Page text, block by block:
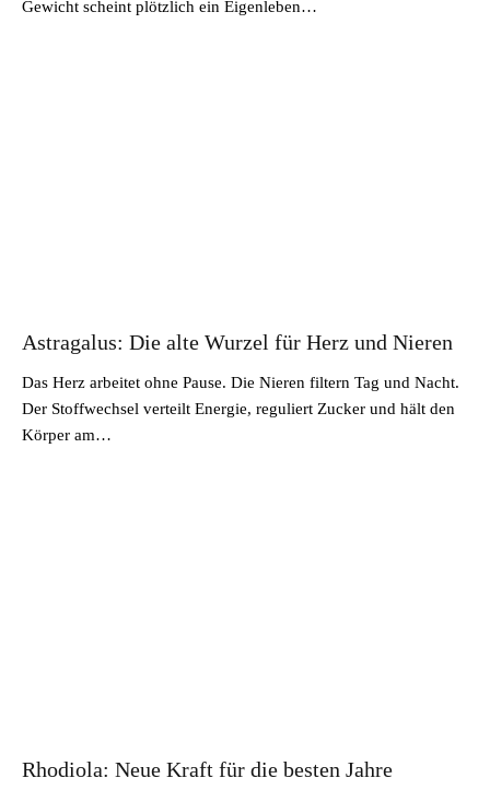
Gewicht scheint plötzlich ein Eigenleben…
Astragalus: Die alte Wurzel für Herz und Nieren
Das Herz arbeitet ohne Pause. Die Nieren filtern Tag und Nacht.
Der Stoffwechsel verteilt Energie, reguliert Zucker und hält den
Körper am…
Rhodiola: Neue Kraft für die besten Jahre